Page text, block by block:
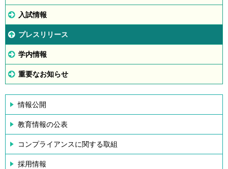
入試情報
プレスリリース
学内情報
重要なお知らせ
情報公開
教育情報の公表
コンプライアンスに関する取組
採用情報